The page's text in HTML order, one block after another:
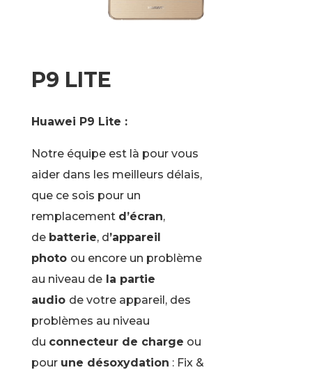
P9 LITE
Huawei P9 Lite :
Notre équipe est là pour vous
aider dans les meilleurs délais,
que ce sois pour un
remplacement d’écran,
de batterie, d’appareil
photo ou encore un problème
au niveau dela partie
audio de votre appareil, des
problèmes au niveau
du connecteur de charge ou
pour une désoxydation : Fix &